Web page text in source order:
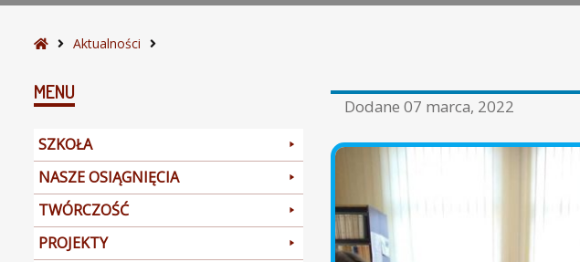
S
r
o
a
g
ó
w
n
Aktualności
Dodane 07 marca, 2022
MENU
SZKOŁA
NASZE OSIĄGNIĘCIA
TWÓRCZOŚĆ
PROJEKTY